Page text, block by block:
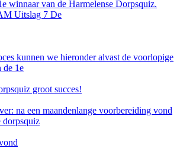
winnaar van de Harmelense Dorpsquiz.
Uitslag 7 De
kunnen we hieronder alvast de voorlopige
de 1e
groot succes!
na een maandenlange voorbereiding vond
dorpsquiz